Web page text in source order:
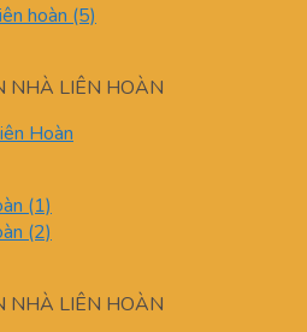
NHÀ LIÊN HOÀN
Hoàn
NHÀ LIÊN HOÀN